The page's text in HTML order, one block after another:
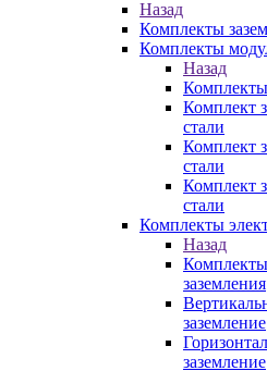
Назад
Комплекты
Комплекты
Назад
Комплекты
Комплект
стали
Комплект
стали
Комплект
стали
Комплекты
Назад
Комплекты
заземления
заземление
заземление